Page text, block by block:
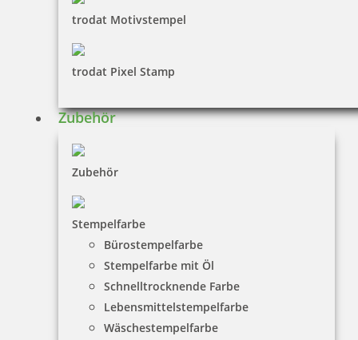
trodat Motivstempel
trodat Pixel Stamp
Zubehör
Zubehör
Stempelfarbe
Bürostempelfarbe
Stempelfarbe mit Öl
Schnelltrocknende Farbe
Lebensmittelstempelfarbe
Wäschestempelfarbe